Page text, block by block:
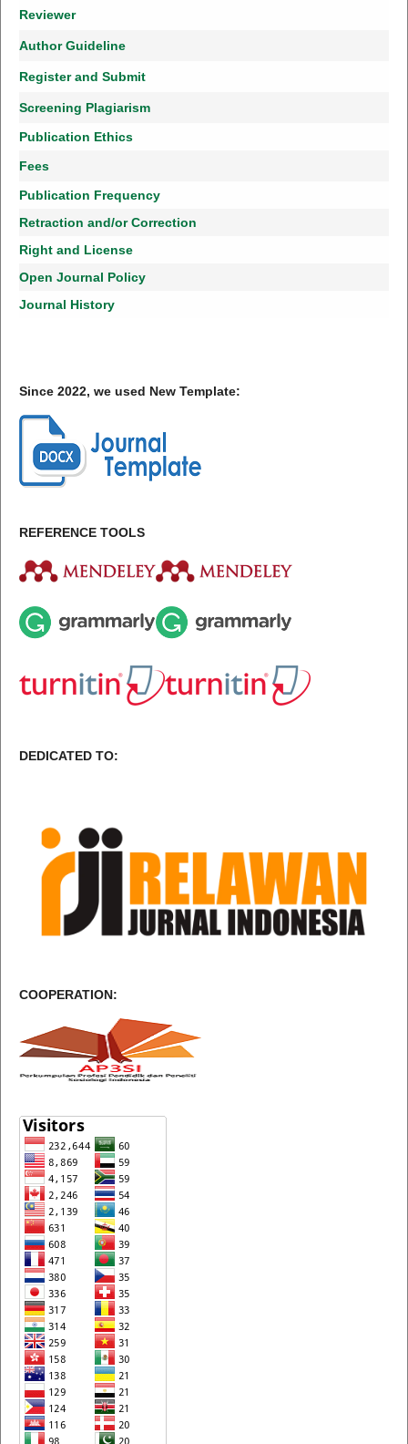
Reviewer
Author Guideline
Register and Submit
Screening Plagiarism
Publication Ethics
Fees
Publication Frequency
Retraction and/or Correction
Right and License
Open Journal Policy
Journal History
Since 2022, we used New Template:
REFERENCE TOOLS
DEDICATED TO:
COOPERATION: